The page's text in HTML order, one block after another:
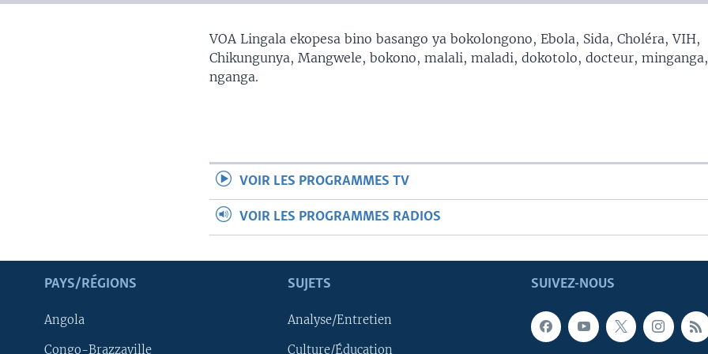
VOA Lingala ekopesa bino basango ya bokolongono, Ebola, Sida, Choléra, VIH,
Chikungunya, Mangwele, bokono, malali, maladi, dokotolo, docteur, minganga,
nganga.
VOIR LES PROGRAMMES TV
VOIR LES PROGRAMMES RADIOS
SUIVEZ-NOUS
PAYS/RÉGIONS
Angola
Congo-Brazzaville
SUJETS
Analyse/Entretien
Culture/Éducation